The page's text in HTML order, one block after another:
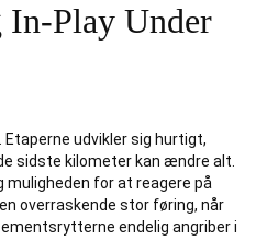
Play Under
udvikler sig hurtigt,
sidste kilometer kan ændre alt.
muligheden for at reagere på
overraskende stor føring, når
endelig angriber i